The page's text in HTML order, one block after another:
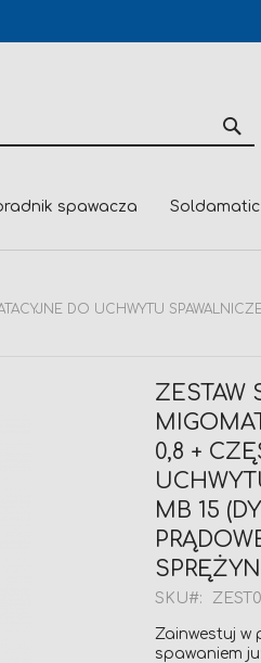
spawacza Soldamatic
DO UCHWYTU
ZESTAW
0,8 +
MB 15
SKU
Zainwestuj w
spawaniem